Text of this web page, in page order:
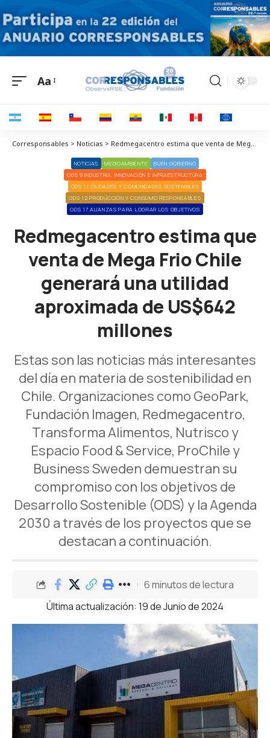
Aa
Corresponsables > Noticias > Redmegacentro estima que venta de Mega Frio Chile generará una utilidad aproximada de US$642 millones
NOTICIAS MEDIOAMBIENTE
BUEN GOBIERNO
ODS 9 INDUSTRIA, INNOVACIÓN E INFRAESTRUCTURA
ODS 11 CIUDADES Y COMUNIDADES SOSTENIBLES
ODS 12 PRODUCCIÓN Y CONSUMO RESPONSABLES
ODS 17 ALIANZAS PARA LOGRAR LOS OBJETIVOS
Redmegacentro estima que
venta de Mega Frio Chile
generará una utilidad
aproximada de US$642
millones
Estas son las noticias más interesantes
del día en materia de sostenibilidad en
Chile. Organizaciones como GeoPark,
Fundación Imagen, Redmegacentro,
Transforma Alimentos, Nutrisco y
Espacio Food & Service, ProChile y
Business Sweden demuestran su
compromiso con los objetivos de
Desarrollo Sostenible (ODS) y la Agenda
2030 a través de los proyectos que se
destacan a continuación.
Última actualización: 19 de Junio de 2024
6 minutos de lectura